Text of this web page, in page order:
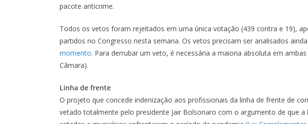
pacote anticrime.
Todos os vetos foram rejeitados em uma única votação (439 contra e 19),
partidos no Congresso nesta semana. Os vetos precisam ser analisados
momento. Para derrubar um veto, é necessária a maioria absoluta em ambas
Câmara).
Linha de frente
O projeto que concede indenização aos profissionais da linha de frente de
vetado totalmente pelo presidente Jair Bolsonaro com o argumento de que a